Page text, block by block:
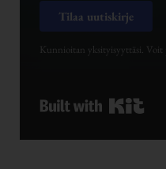
Tilaa uutiskirje
Kunnioitan yksityisyyttäsi. Voit